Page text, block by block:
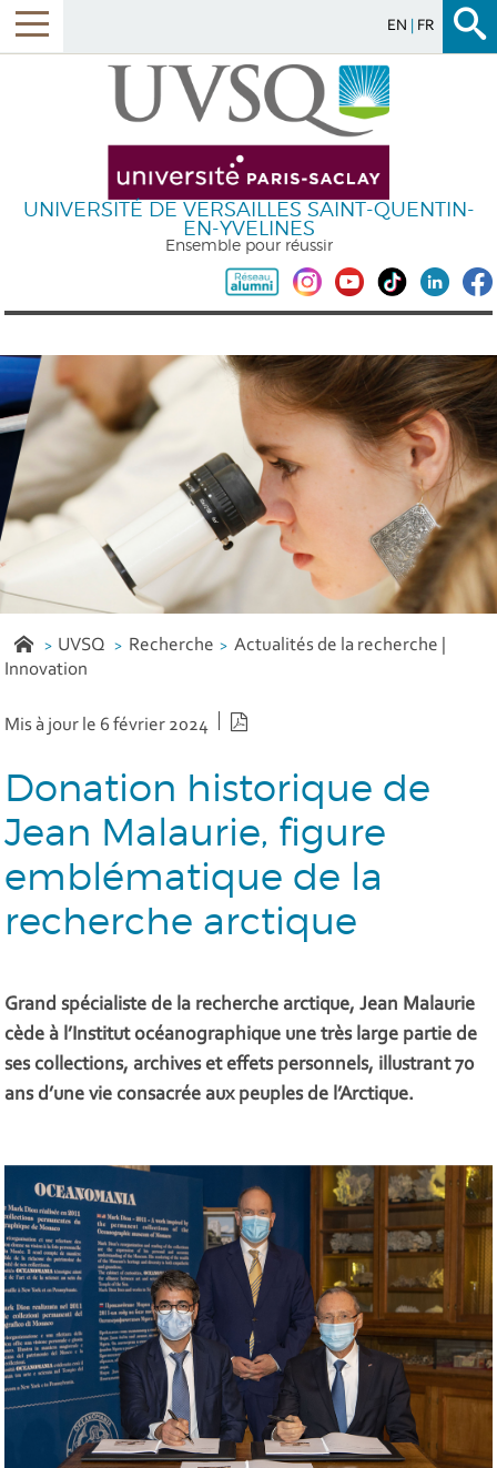
EN FR
UNIVERSITÉ DE VERSAILLES SAINT-QUENTIN-
EN-YVELINES
Ensemble pour réussir
UVSQ Recherche
Actualités de la recherche |
Innovation
Mis à jour le 6 février 2024
Donation historique de
Jean Malaurie, figure
emblématique de la
recherche arctique
Grand spécialiste de la recherche arctique, Jean Malaurie
cède à l’Institut océanographique une très large partie de
ses collections, archives et effets personnels, illustrant 70
ans d’une vie consacrée aux peuples de l’Arctique.